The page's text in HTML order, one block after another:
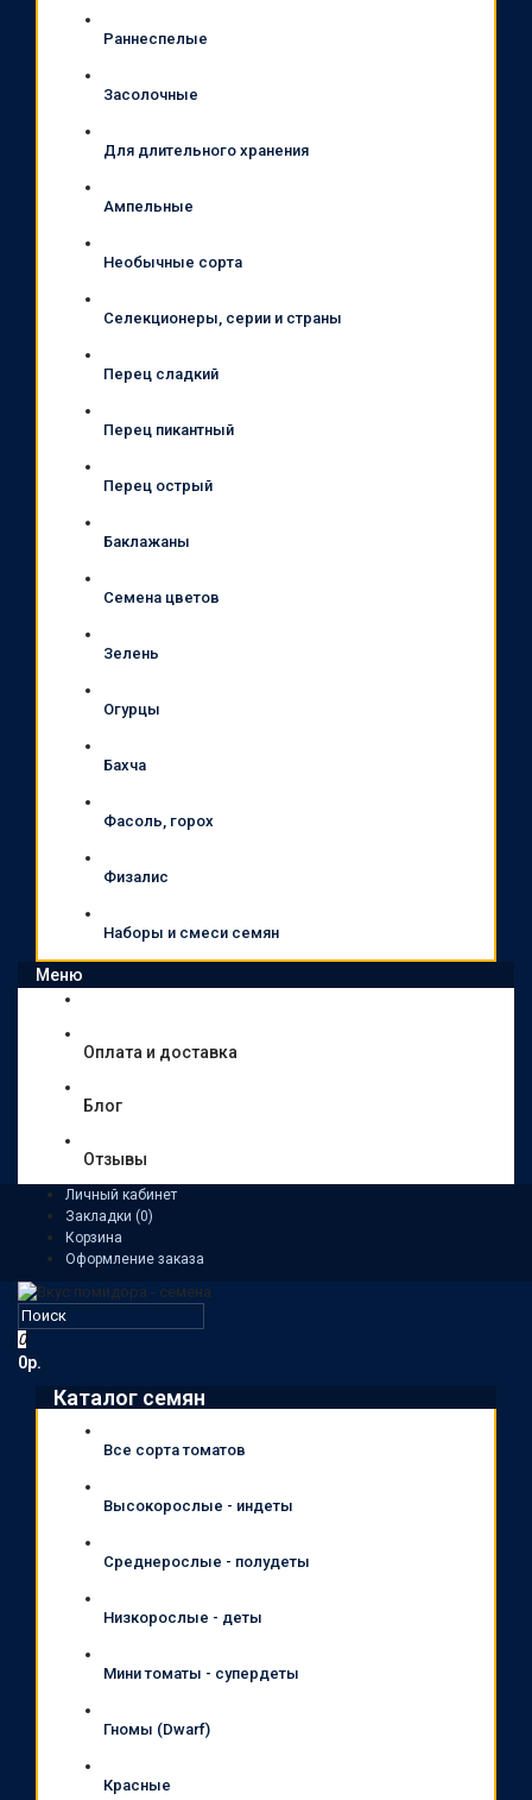
Раннеспелые
Засолочные
Для длительного хранения
Ампельные
Необычные сорта
Селекционеры, серии и страны
Перец сладкий
Перец пикантный
Перец острый
Баклажаны
Семена цветов
Зелень
Огурцы
Бахча
Фасоль, горох
Физалис
Наборы и смеси семян
Меню
Оплата и доставка
Блог
Отзывы
Личный кабинет
Закладки (0)
Корзина
Оформление заказа
0
0р.
Каталог семян
Все сорта томатов
Высокорослые - индеты
Среднерослые - полудеты
Низкорослые - деты
Мини томаты - супердеты
Гномы (Dwarf)
Красные